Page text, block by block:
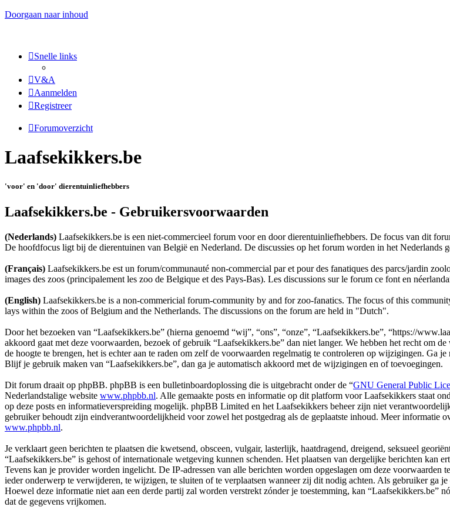
Doorgaan naar inhoud
Snelle links
V&A
Aanmelden
Registreer
Forumoverzicht
Laafsekikkers.be
'voor' en 'door' dierentuinliefhebbers
Laafsekikkers.be - Gebruikersvoorwaarden
(Nederlands) Laafsekikkers.be is een niet-commercieel forum voor en door dierentuinliefhebbers. De focus van dit
De hoofdfocus ligt bij de dierentuinen van België en Nederland. De discussies op het forum worden in het Nederlands
(Français) Laafsekikkers.be est un forum/communauté non-commercial par et pour des fanatiques des parcs/jardin
images des zoos (principalement les zoo de Belgique et des Pays-Bas). Les discussions sur le forum ce font en
(English) Laafsekikkers.be is a non-commericial forum-community by and for zoo-fanatics. The focus of this
lays within the zoos of Belgium and the Netherlands. The discussions on the forum are held in "Dutch".
Door het bezoeken van “Laafsekikkers.be” (hierna genoemd “wij”, “ons”, “onze”, “Laafsekikkers.be”, “https://
akkoord gaat met deze voorwaarden, bezoek of gebruik “Laafsekikkers.be” dan niet langer. We hebben het recht om
de hoogte te brengen, het is echter aan te raden om zelf de voorwaarden regelmatig te controleren op wijzigingen. Ga
Blijf je gebruik maken van “Laafsekikkers.be”, dan ga je automatisch akkoord met de wijzigingen en of toevoegingen.
Dit forum draait op phpBB. phpBB is een bulletinboardoplossing die is uitgebracht onder de “GNU General Public
Nederlandstalige website www.phpbb.nl. Alle gemaakte posts en informatie op dit platform voor Laafsekikkers staat
op deze posts en informatieverspreiding mogelijk. phpBB Limited en het Laafsekikkers beheer zijn niet
gebruiker behoudt zijn eindverantwoordelijkheid voor zowel het postgedrag als de geplaatste inhoud. Meer informatie
www.phpbb.nl.
Je verklaart geen berichten te plaatsen die kwetsend, obsceen, vulgair, lasterlijk, haatdragend, dreigend, seksueel
“Laafsekikkers.be” is gehost of internationale wetgeving kunnen schenden. Het plaatsen van dergelijke berichten kan
Tevens kan je provider worden ingelicht. De IP-adressen van alle berichten worden opgeslagen om deze voorwaarden
ieder onderwerp te verwijderen, te wijzigen, te sluiten of te verplaatsen wanneer zij dit nodig achten. Als gebruiker ga
Hoewel deze informatie niet aan een derde partij zal worden verstrekt zónder je toestemming, kan
dat de gegevens vrijkomen.